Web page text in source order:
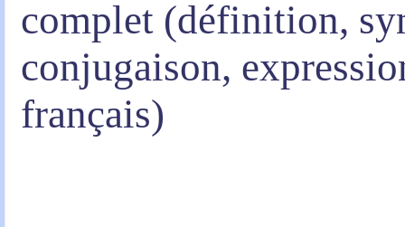
complet (définition,
conjugaison,
français)